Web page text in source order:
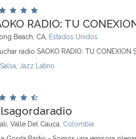
RADIO: TU
Beach, CA, Estados Unidos
radio SAOKO RADIO: TU CONEXION
Salsa Jazz Latino
Valle Del Cauca, Colombia